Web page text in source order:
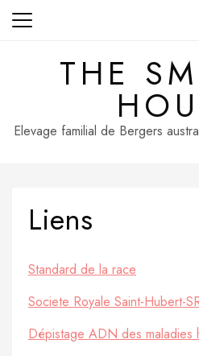
Skip
THE
Elevage familial de Bergers
Liens
Standard de la race
Societe Royale Saint-Hubert-
Dépistage ADN des maladies